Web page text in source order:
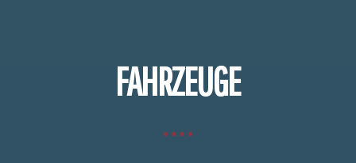
FAHRZEUGE